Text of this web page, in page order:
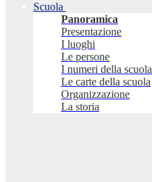
Scuola
Panoramica
Presentazione
I luoghi
Le persone
I numeri della scuola
Le carte della scuola
Organizzazione
La storia